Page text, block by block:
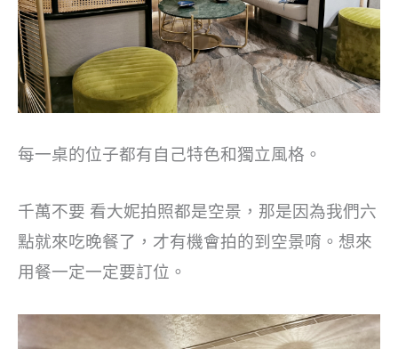
每一桌的位子都有自己特色和獨立風格。
千萬不要 看大妮拍照都是空景，那是因為我們六
點就來吃晚餐了，才有機會拍的到空景唷。想來
用餐一定一定要訂位。